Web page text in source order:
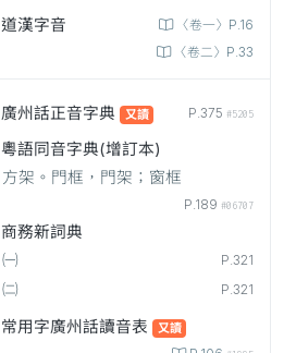
道漢字音
〈卷一〉P.16
〈卷二〉P.33
廣州話正音字典 又讀 P.375 #5205
粵語同音字典(增訂本)
方架。門框，門架；窗框
P.189 #06707
商務新詞典
㈠
P.321
㈡ P.321
常用字廣州話讀音表 又讀